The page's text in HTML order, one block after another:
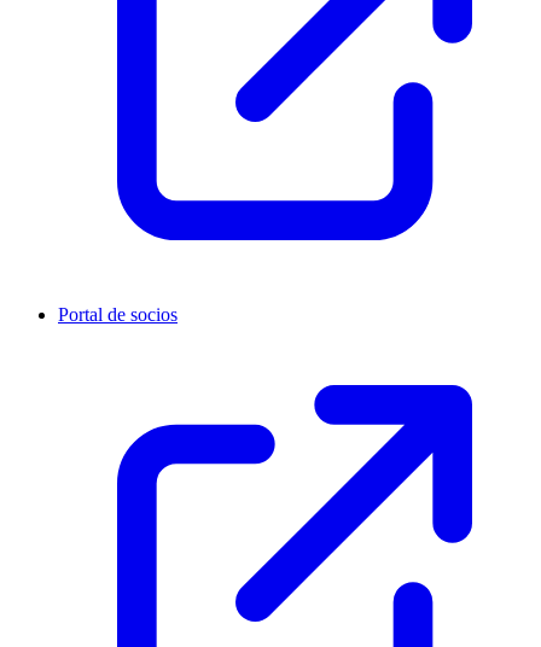
Portal de socios